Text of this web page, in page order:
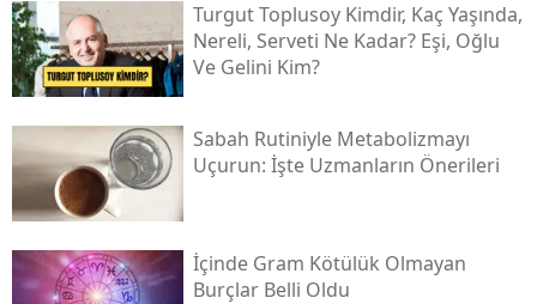
Turgut Toplusoy Kimdir, Kaç Yaşında,
Nereli, Serveti Ne Kadar? Eşi, Oğlu
Ve Gelini Kim?
Sabah Rutiniyle Metabolizmayı
Uçurun: İşte Uzmanların Önerileri
İçinde Gram Kötülük Olmayan
Burçlar Belli Oldu